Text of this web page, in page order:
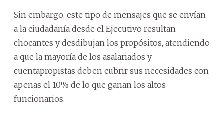
Sin embargo, este tipo de mensajes que se envían
a la ciudadanía desde el Ejecutivo resultan
chocantes y desdibujan los propósitos, atendiendo
a que la mayoría de los asalariados y
cuentapropistas deben cubrir sus necesidades con
apenas el 10% de lo que ganan los altos
funcionarios.